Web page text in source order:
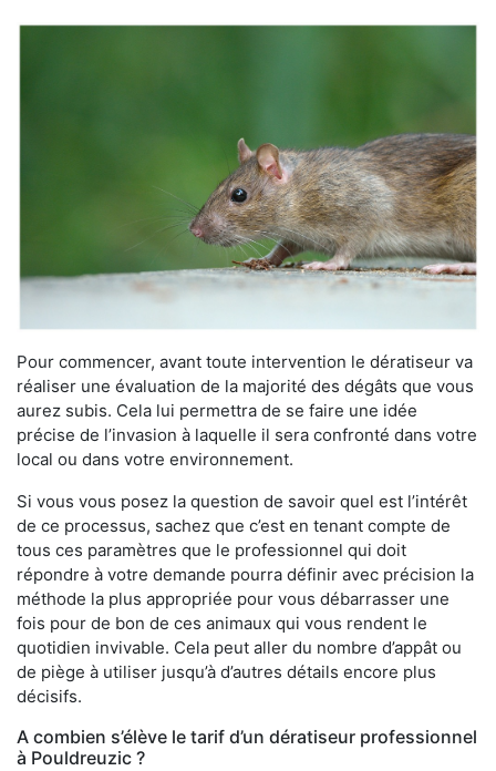
Pour commencer, avant toute intervention le dératiseur va
réaliser une évaluation de la majorité des dégâts que vous
aurez subis. Cela lui permettra de se faire une idée
précise de l’invasion à laquelle il sera confronté dans votre
local ou dans votre environnement.
Si vous vous posez la question de savoir quel est l’intérêt
de ce processus, sachez que c’est en tenant compte de
tous ces paramètres que le professionnel qui doit
répondre à votre demande pourra définir avec précision la
méthode la plus appropriée pour vous débarrasser une
fois pour de bon de ces animaux qui vous rendent le
quotidien invivable. Cela peut aller du nombre d’appât ou
de piège à utiliser jusqu’à d’autres détails encore plus
décisifs.
A combien s’élève le tarif d’un dératiseur professionnel
à Pouldreuzic ?